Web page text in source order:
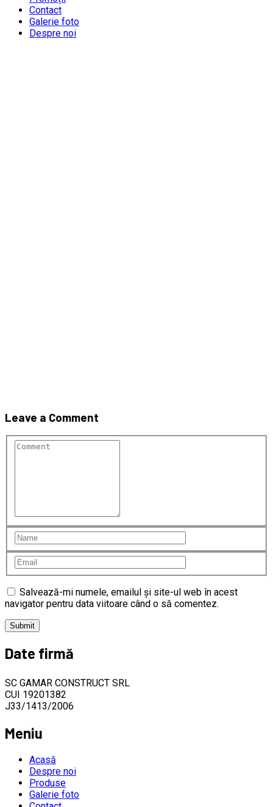
Contact
Galerie foto
Despre noi
Leave a Comment
Salvează-mi numele, emailul și site-ul web în acest
navigator pentru data viitoare când o să comentez.
Date firmă
SC GAMAR CONSTRUCT SRL
CUI 19201382
J33/1413/2006
Meniu
Acasă
Despre noi
Produse
Galerie foto